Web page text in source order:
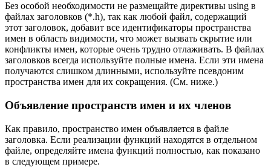
Без особой необходимости не размещайте директивы using в
файлах заголовков (*.h), так как любой файл, содержащий
этот заголовок, добавит все идентификаторы пространства
имен в область видимости, что может вызвать скрытие или
конфликты имен, которые очень трудно отлаживать. В файлах
заголовков всегда используйте полные имена. Если эти имена
получаются слишком длинными, используйте псевдоним
пространства имен для их сокращения. (См. ниже.)
Объявление пространств имен и их членов
Как правило, пространство имен объявляется в файле
заголовка. Если реализации функций находятся в отдельном
файле, определяйте имена функций полностью, как показано
в следующем примере.